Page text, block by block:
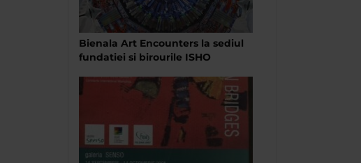
Bienala Art Encounters la sediul
fundatiei si birourile ISHO